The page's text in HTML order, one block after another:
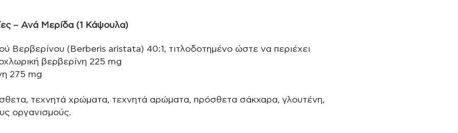
– Ανά Μερίδα (1 Κάψουλα)
Βερβερίνου (Berberis aristata) 40:1, τιτλοδοτημένο ώστε να περιέχει
βερβερίνη 225 mg
275 mg
τεχνητά χρώματα, τεχνητά αρώματα, πρόσθετα σάκχαρα, γλουτένη,
οργανισμούς.